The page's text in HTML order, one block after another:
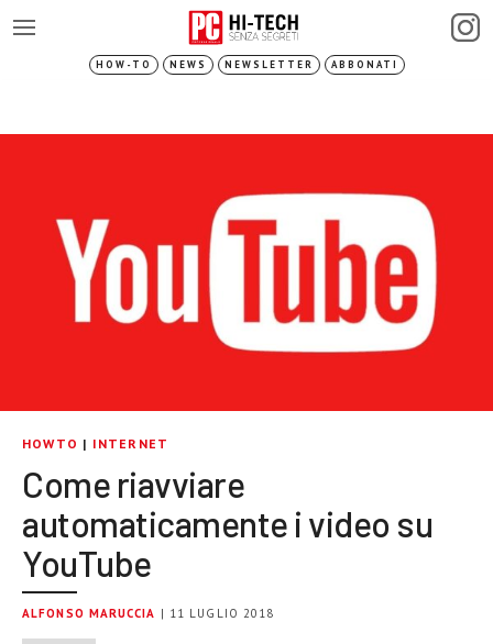
HOW-TO NEWS NEWSLETTER ABBONATI
HOWTO | INTERNET
Come riavviare
automaticamente i video su
YouTube
ALFONSO MARUCCIA | 11 LUGLIO 2018